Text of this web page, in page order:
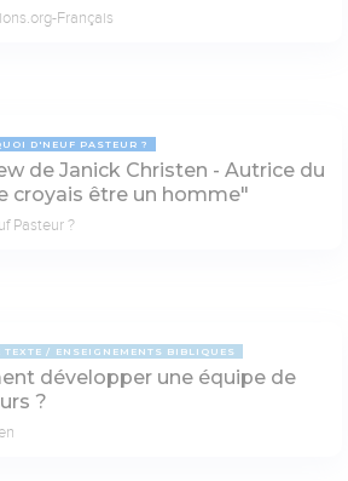
Français
D'NEUF PASTEUR ?
de Janick Christen - Autrice du
croyais être un homme"
Pasteur ?
TEXTE ENSEIGNEMENTS BIBLIQUES
développer une équipe de
?